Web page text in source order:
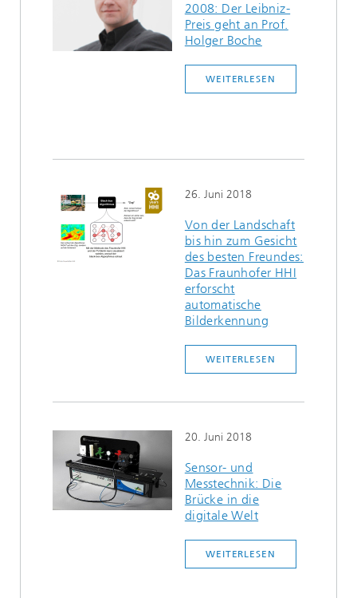
2008: Der Leibniz-
Preis geht an Prof.
Holger Boche
WEITERLESEN
26. Juni 2018
Von der Landschaft
bis hin zum Gesicht
des besten Freundes:
Das Fraunhofer HHI
erforscht
automatische
Bilderkennung
WEITERLESEN
20. Juni 2018
Sensor- und
Messtechnik: Die
Brücke in die
digitale Welt
WEITERLESEN